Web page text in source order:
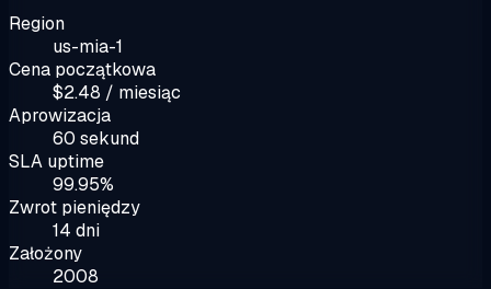
Region
us-mia-1
Cena początkowa
$2.48 / miesiąc
Aprowizacja
60 sekund
SLA uptime
99.95%
Zwrot pieniędzy
14 dni
Założony
2008